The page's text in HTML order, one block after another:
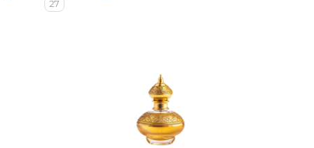
27